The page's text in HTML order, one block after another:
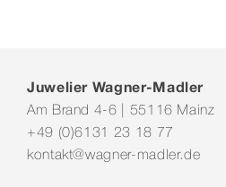
Juwelier Wagner-Madler
Am Brand 4-6 | 55116 Mainz
+49 (0)6131 23 18 77
kontakt@wagner-madler.de